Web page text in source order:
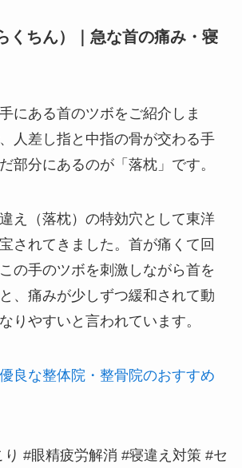
くちん）｜急な首の痛み・寝
にある首のツボをご紹介しま
人差し指と中指の骨が交わる手
部分にあるのが「落枕」です。
え（落枕）の特効穴として東洋
されてきました。首が痛くて回
の手のツボを刺激しながら首を
、痛みが少しずつ緩和されて動
りやすいと言われています。
良な整体院・整骨院のおすすめ
#眼精疲労解消 #寝違え対策 #セ